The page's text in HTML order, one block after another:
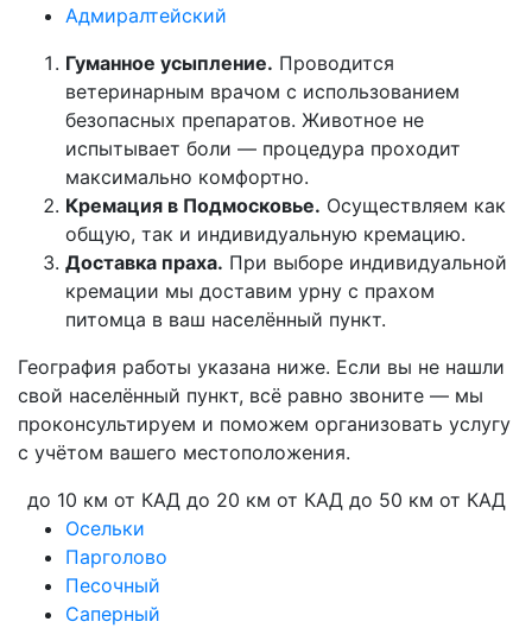
Адмиралтейский
Гуманное усыпление. Проводится
ветеринарным врачом с использованием
безопасных препаратов. Животное не
испытывает боли — процедура проходит
максимально комфортно.
Кремация в Подмосковье. Осуществляем как
общую, так и индивидуальную кремацию.
Доставка праха. При выборе индивидуальной
кремации мы доставим урну с прахом
питомца в ваш населённый пункт.
География работы указана ниже. Если вы не нашли
свой населённый пункт, всё равно звоните — мы
проконсультируем и поможем организовать услугу
с учётом вашего местоположения.
до 10 км от КАД до 20 км от КАД до 50 км от КАД
Осельки
Парголово
Песочный
Саперный